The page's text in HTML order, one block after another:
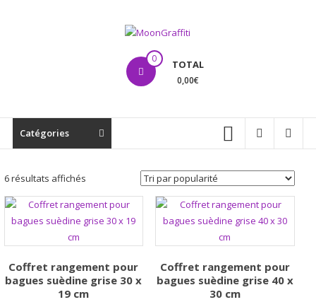
MoonGraffiti 0 TOTAL
0,00€
Catégories
6 résultats affichésTrié
par
popularité
Coffret rangement pour
bagues suèdine grise 30 x
19 cm
Coffret rangement pour
bagues suèdine grise 40 x
30 cm